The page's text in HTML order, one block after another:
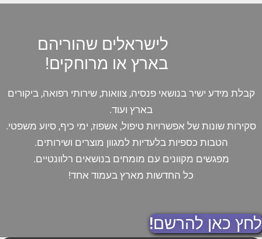
לישראלים שהוריהם
בארץ או מרוחקים!
קבלת מידע ישיר בנושאי פנסיה, צוואות, שירותי רפואה, ביקורים
בארץ ועוד.
סקירות שונות של אפשרויות טיפול, אשפוז, ימי כיף, סיוע משפטי.
הטבות כספיות בלעדיות למגוון מוצרים ושירותים.
מפגשים מקוונים עם מומחים בנושאים רלוונטיים.
כל החדשות מארץ בעמוד אחד!
לחץ כאן להרשם!